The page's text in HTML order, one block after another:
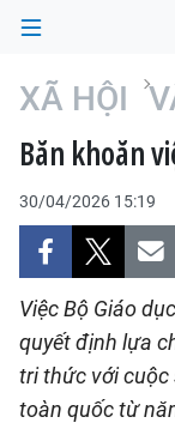
TRANG CHỦ
THỜI SỰ
CHÍNH TRỊ
XÃ HỘI
XÃ HỘI
Băn khoăn
30/04/2026 15:19
Việc Bộ Giáo
quyết định lựa
tri thức với cuộc
toàn quốc từ